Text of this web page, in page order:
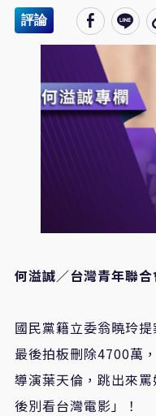
評論
何溢誠／台灣青年聯
國民黨籍立委翁曉玲
最後拍板刪除4700萬
導演葉天倫，跳出來
後別看台灣電影」！